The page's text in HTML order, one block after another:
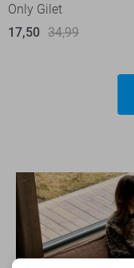
Only Gilet
17,50 34,99